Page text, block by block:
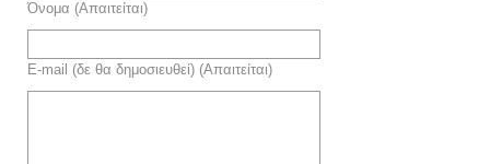
Όνομα (Απαιτείται)
E-mail (δε θα δημοσιευθεί) (Απαιτείται)